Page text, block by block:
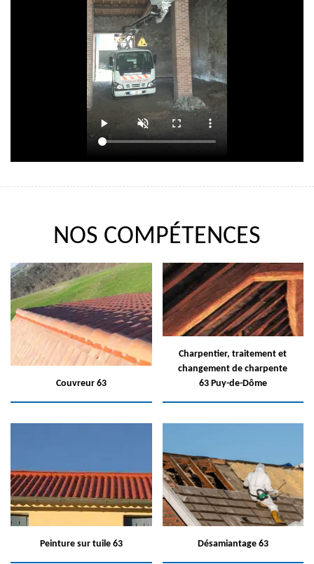
NOS COMPÉTENCES
Couvreur 63
Charpentier, traitement et
changement de charpente
63 Puy-de-Dôme
Peinture sur tuile 63 Désamiantage 63